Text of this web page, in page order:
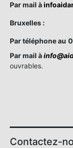
Par mail à
Bruxelles :
Par téléphone au
Par mail à
ouvrables.
Contactez-